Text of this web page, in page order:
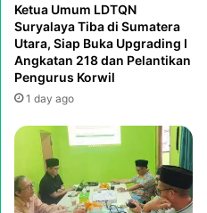
Ketua Umum LDTQN
Suryalaya Tiba di Sumatera
Utara, Siap Buka Upgrading I
Angkatan 218 dan Pelantikan
Pengurus Korwil
1 day ago